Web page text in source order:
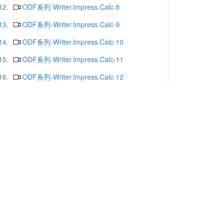
ODF系列-Writer.Impress.Calc-8
ODF系列-Writer.Impress.Calc-9
ODF系列-Writer.Impress.Calc-10
ODF系列-Writer.Impress.Calc-11
ODF系列-Writer.Impress.Calc-12